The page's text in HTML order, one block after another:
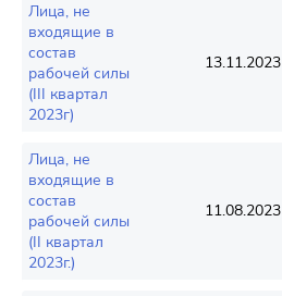
Лица, не
входящие в
состав
рабочей силы
(III квартал
2023г)
13.11.2023
Лица, не
входящие в
состав
рабочей силы
(II квартал
2023г.)
11.08.2023